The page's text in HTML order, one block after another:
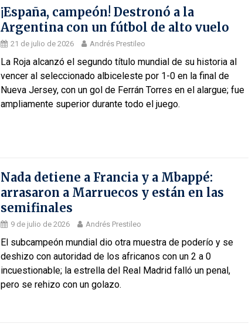
¡España, campeón! Destronó a la
Argentina con un fútbol de alto vuelo
21 de julio de 2026 Andrés Prestileo
La Roja alcanzó el segundo título mundial de su historia al
vencer al seleccionado albiceleste por 1-0 en la final de
Nueva Jersey, con un gol de Ferrán Torres en el alargue; fue
ampliamente superior durante todo el juego.
Nada detiene a Francia y a Mbappé:
arrasaron a Marruecos y están en las
semifinales
9 de julio de 2026 Andrés Prestileo
El subcampeón mundial dio otra muestra de poderío y se
deshizo con autoridad de los africanos con un 2 a 0
incuestionable; la estrella del Real Madrid falló un penal,
pero se rehizo con un golazo.